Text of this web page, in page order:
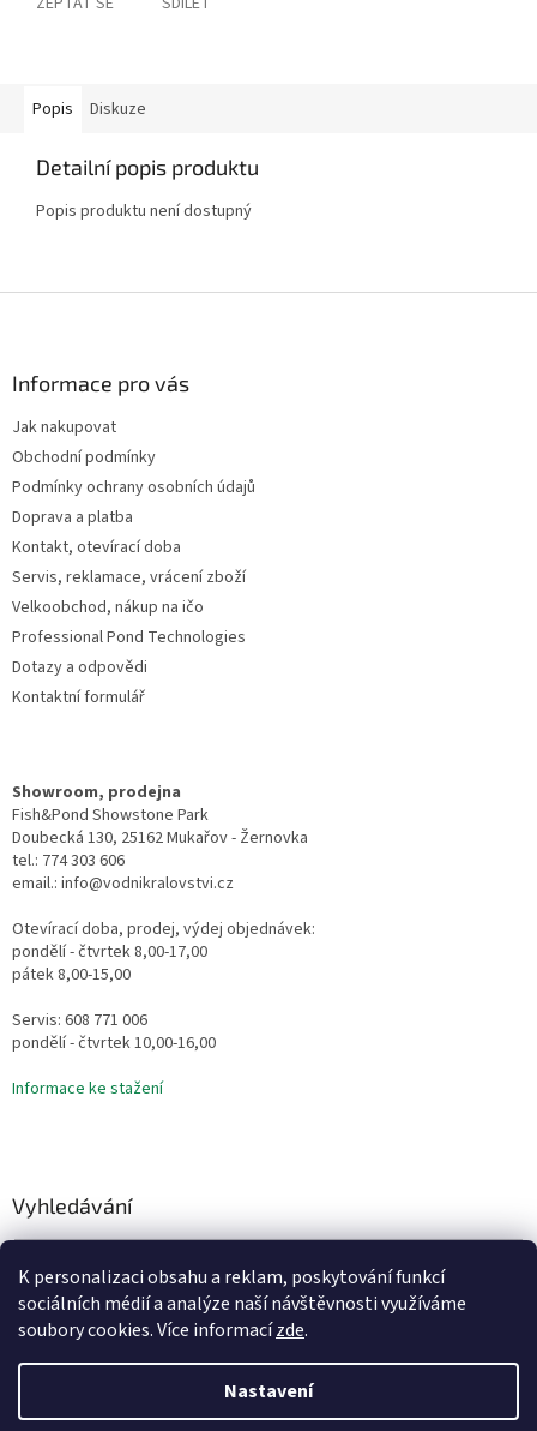
K personalizaci obsahu a reklam, poskytování funkcí
sociálních médií a analýze naší návštěvnosti využíváme
soubory cookies. Více informacízde.
Nastavení
Popis Diskuze
Detailní popis produktu
Popis produktu není dostupný
Informace pro vás
Jak nakupovat
Obchodní podmínky
Podmínky ochrany osobních údajů
Doprava a platba
Kontakt, otevírací doba
Servis, reklamace, vrácení zboží
Velkoobchod, nákup na ičo
Professional Pond Technologies
Dotazy a odpovědi
Kontaktní formulář
Showroom, prodejna
Fish&Pond Showstone Park
Doubecká 130, 25162 Mukařov - Žernovka
tel.: 774 303 606
email.: info@vodnikralovstvi.cz
Otevírací doba, prodej, výdej objednávek:
pondělí - čtvrtek 8,00-17,00
pátek 8,00-15,00
Servis: 608 771 006
pondělí - čtvrtek 10,00-16,00
Informace ke stažení
Vyhledávání
HLEDAT